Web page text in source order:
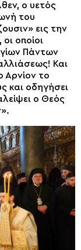
ο υετός
του
εις την
οποίοι
Πάντων
Και
Αρνίον το
και οδηγήσει
ο Θεός